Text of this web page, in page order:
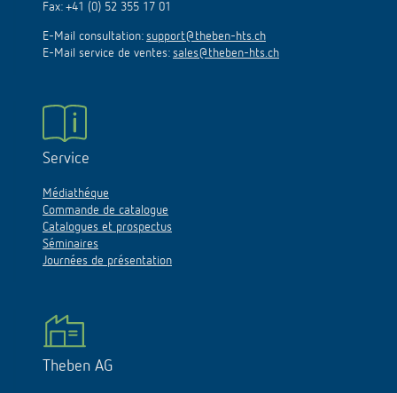
Fax: +41 (0) 52 355 17 01
E-Mail consultation: support@theben-hts.ch
E-Mail service de ventes: sales@theben-hts.ch
Service
Médiathéque
Commande de catalogue
Catalogues et prospectus
Séminaires
Journées de présentation
Theben AG